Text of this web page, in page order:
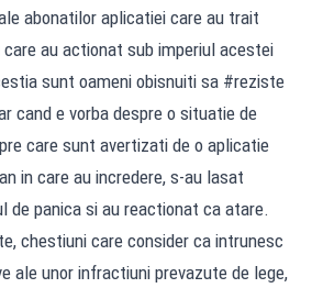
abonatilor aplicatiei care au trait
au actionat sub imperiul acestei
sunt oameni obisnuiti sa #reziste
cand e vorba despre o situatie de
care sunt avertizati de o aplicatie
in care au incredere, s-au lasat
de panica si au reactionat ca atare.
chestiuni care consider ca intrunesc
ale unor infractiuni prevazute de lege,